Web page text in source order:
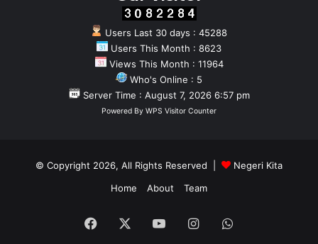
Users Last 30 days : 45288
Users This Month : 8623
Views This Month : 11964
Who's Online : 5
Server Time : August 7, 2026 6:57 pm
Powered By WPS Visitor Counter
© Copyright 2026, All Rights Reserved |
Negeri Kita
Home
About Team
Facebook YouTubeInstagramWhatsApp